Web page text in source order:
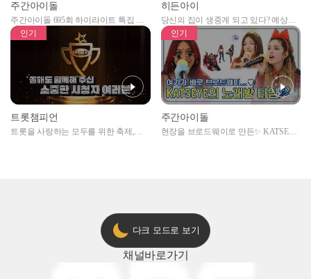
주간아이돌
주간아이돌 695회 하이라이트 특집 남
자아이돌편 예고
히든아이
당신의 집이 생중계 되고 있다? 예상치
못한 곳에서 일어나는 불법촬영 범죄!
인기
트롯챔피언
트롯을 사랑하는 모두를 위한 축제,
인기
주간아이돌
현장을 브로드웨이로 만든✨ KATSEYE
다크 모드로 보기
채널바로가기